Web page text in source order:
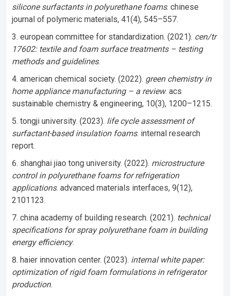
silicone surfactants in polyurethane foams. chinese
journal of polymeric materials, 41(4), 545–557.
european committee for standardization. (2021). cen/tr
17602: textile and foam surface treatments – testing
methods and guidelines.
american chemical society. (2022). green chemistry in
home appliance manufacturing – a review. acs
sustainable chemistry & engineering, 10(3), 1200–1215.
tongji university. (2023). life cycle assessment of
surfactant-based insulation foams. internal research
report.
shanghai jiao tong university. (2022). microstructure
control in polyurethane foams for refrigeration
applications. advanced materials interfaces, 9(12),
2101123.
china academy of building research. (2021). technical
specifications for spray polyurethane foam in building
energy efficiency.
haier innovation center. (2023). internal white paper:
optimization of rigid foam formulations in refrigerator
production.